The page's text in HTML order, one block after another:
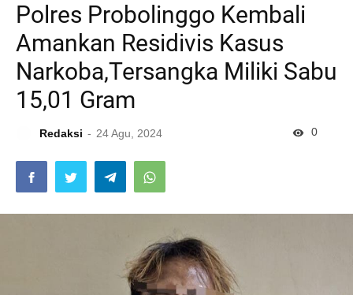
Polres Probolinggo Kembali
Amankan Residivis Kasus
Narkoba,Tersangka Miliki Sabu
15,01 Gram
Redaksi 24 Agu, 2024 0